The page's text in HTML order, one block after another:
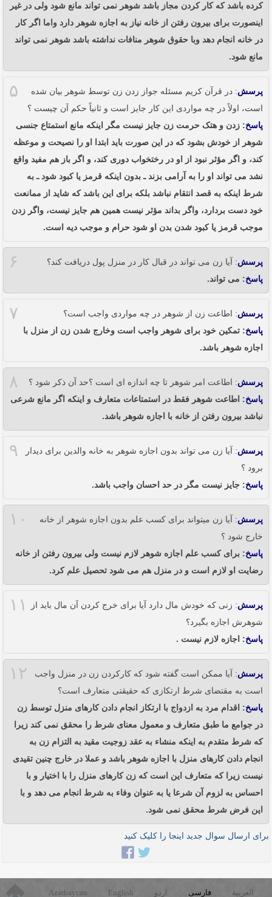
کرده باشد که کار کردن مجاز باشد شوهر نمی تواند مانع شود ولی در غیر
اینصورت برای بیرون رفتن از خانه نیاز به اجازه شوهر دارد واما اگر کار
در خانه انجام دهد وبا حقوق شوهر منافات نداشته باشد شوهر نمی تواند
مانع شود.
۵ پرسش: در قرآن کریم مسئله جواز زدن زن توسط شوهر بیان شده
است، اولاً در چه مواردی این کار جایز است و ثانیاً حکم آن چیست ؟
پاسخ: زدن و هتک حرمت زن جایز نیست مگر اینکه مانع استمتاع جنسی
شوهر از خودش بشود که در این صورت باید ابتدا او را نصیحت و موعظه
کند، و اگر مؤثر نبود از او در رختخواب دوری کند، و اگر باز هم مفید واقع
نشد می تواند او را به آرامی بزند ـ بدون اینکه قرمز یا کبود شود ـ به
شرط اینکه به قصد انتقام نباشد بلکه برای این باشد که شاید از ممانعت
خود دست بردارد، واگر بداند مؤثر نیست همین هم جایز نیست، واگر زدن
موجب قرمز یا کبود شدن بدن او شود حرام و موجب دیه است.
۶ پرسش: آیا زن می تواند در قبال کار در منزل پول دریافت کند؟
پاسخ: می تواند.
۷ پرسش: اطاعت زن از شوهر در چه مواردی واجب است؟
پاسخ: تمکین خود برای شوهر واجب است وخارج شدن زن از منزل با
اجازه شوهر باشد.
۸ پرسش: اطاعت امر شوهر تا چه اندازه ای است ؟حد آن ذکر شود ؟
پاسخ: اطاعت شوهر فقط در استمتاعات متعارف و اینکه اگر مانع شرعی
نباشد بیرون رفتن از خانه با اجازه شوهر باشد.
۹ پرسش: آیا زن می تواند بدون اجازه شوهر به خانه والدین برای دیدار
برود ؟
پاسخ: جایز نیست مگر در حد احسان واجب باشد.
۱۰ پرسش: آیا زن میتواند برای کسب علم بدون اجازه شوهر از خانه
خارج شود ؟
پاسخ: برای کسب علم اجازه شوهر لازم نیست ولی بیرون رفتن از خانه
رضایت او لازم است و در منزل هم می شود تحصیل علم کرد.
۱۱ پرسش: زنی که خودش مال دارد آیا برای خرج کردن آن مال باید از
شوهرش اجازه بگیرد؟
پاسخ: اجازه لازم نیست .
۱۲ پرسش: آیا ممکن است گفته شود که کارکردن زن در منزل واجب
است به مقتضای شرط ارتکازی که حقیقتی متعارف است؟
پاسخ: اقدام مرد به ازدواج با ارتکاز انجام دادن کارهای منزل توسط زن
در جوامع ما طبق متعارف و معمول معنای شرط را محقق نمی کند زیرا
که شرط متقدم به اینکه منشاء به عقد زوجیت مقید به التزام زن به
انجام دادن کارهای منزل با اجازه شوهر باشد و عملا در خارج چنین تقیدی
نیست زیرا که متعارف این است که زن کارهای منزل را با اختیار و با
احساس به لزوم آن شرعا یا به عنوان وفاء به شرط انجام می دهد و با
این فرض شرط محقق نمی شود.
برای ارسال سوال جدید اینجا را کلیک کنید
العربية فارسی اردو English
Azərbaycan